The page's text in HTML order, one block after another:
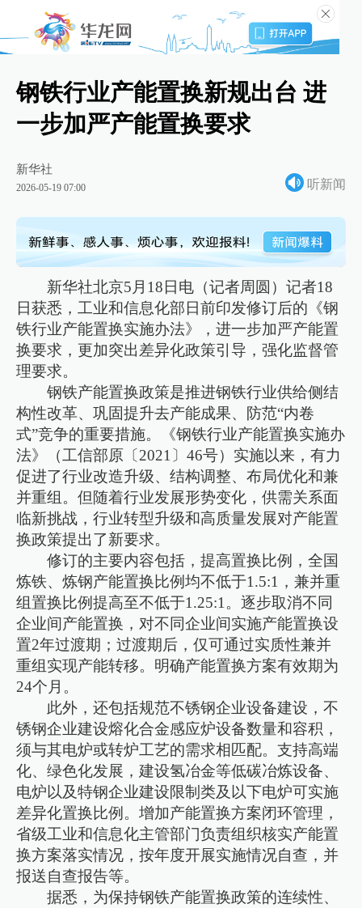
钢铁行业产能置换新规出台 进
一步加严产能置换要求
新华社
2026-05-19 07:00 听新闻
新华社北京5月18日电（记者周圆）记者18
日获悉，工业和信息化部日前印发修订后的《钢
铁行业产能置换实施办法》，进一步加严产能置
换要求，更加突出差异化政策引导，强化监督管
理要求。
钢铁产能置换政策是推进钢铁行业供给侧结
构性改革、巩固提升去产能成果、防范“内卷
式”竞争的重要措施。《钢铁行业产能置换实施办
法》（工信部原〔2021〕46号）实施以来，有力
促进了行业改造升级、结构调整、布局优化和兼
并重组。但随着行业发展形势变化，供需关系面
临新挑战，行业转型升级和高质量发展对产能置
换政策提出了新要求。
修订的主要内容包括，提高置换比例，全国
炼铁、炼钢产能置换比例均不低于1.5:1，兼并重
组置换比例提高至不低于1.25:1。逐步取消不同
企业间产能置换，对不同企业间实施产能置换设
置2年过渡期；过渡期后，仅可通过实质性兼并
重组实现产能转移。明确产能置换方案有效期为
24个月。
此外，还包括规范不锈钢企业设备建设，不
锈钢企业建设熔化合金感应炉设备数量和容积，
须与其电炉或转炉工艺的需求相匹配。支持高端
化、绿色化发展，建设氢冶金等低碳冶炼设备、
电炉以及特钢企业建设限制类及以下电炉可实施
差异化置换比例。增加产能置换方案闭环管理，
省级工业和信息化主管部门负责组织核实产能置
换方案落实情况，按年度开展实施情况自查，并
报送自查报告等。
据悉，为保持钢铁产能置换政策的连续性、